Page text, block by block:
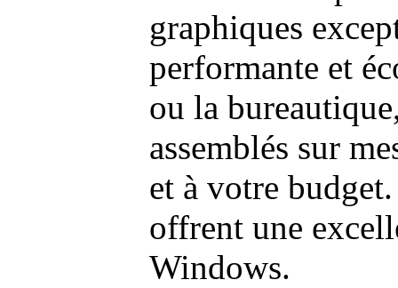
graphiques
performante et
ou la
assemblés sur
et à votre
offrent une
Windows.